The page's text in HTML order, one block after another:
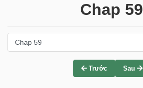
Chap 59
Trước Sau